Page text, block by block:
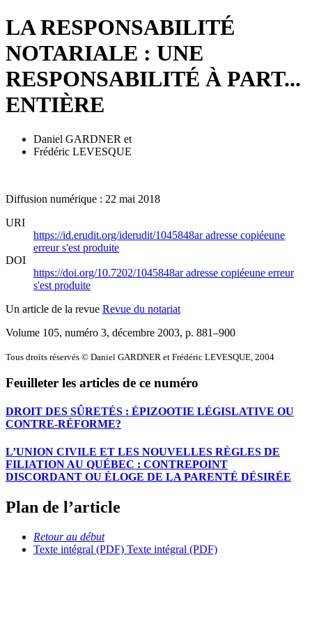
LA RESPONSABILITÉ
NOTARIALE : UNE
RESPONSABILITÉ À PART...
ENTIÈRE
Daniel GARDNER et
Frédéric LEVESQUE
Diffusion numérique : 22 mai 2018
URI
https://id.erudit.org/iderudit/1045848aradresse copiéeune
erreur s'est produite
DOI
https://doi.org/10.7202/1045848aradresse copiéeune erreur
s'est produite
Un article de la revue Revue du notariat
Volume 105, numéro 3, décembre 2003, p. 881–900
Tous droits réservés © Daniel GARDNER et Frédéric LEVESQUE, 2004
Feuilleter les articles de ce numéro
DROIT DES SÛRETÉS : ÉPIZOOTIE LÉGISLATIVE OU
CONTRE-RÉFORME?
L’UNION CIVILE ET LES NOUVELLES RÈGLES DE
FILIATION AU QUÉBEC : CONTREPOINT
DISCORDANT OU ÉLOGE DE LA PARENTÉ DÉSIRÉE
Plan de l’article
Retour au début
Texte intégral (PDF) Texte intégral (PDF)